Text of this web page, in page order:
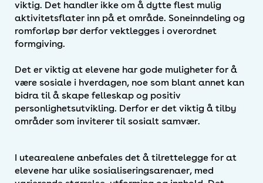
viktig. Det handler ikke om å dytte flest mulig
aktivitetsflater inn på et område. Soneinndeling og
romforløp bør derfor vektlegges i overordnet
formgiving.
Det er viktig at elevene har gode muligheter for å
være sosiale i hverdagen, noe som blant annet kan
bidra til å skape felleskap og positiv
personlighetsutvikling. Derfor er det viktig å tilby
områder som inviterer til sosialt samvær.
I utearealene anbefales det å tilrettelegge for at
elevene har ulike sosialiseringsarenaer, med